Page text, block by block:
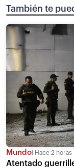
También te
Mundo Hace 2 horas
Atentado